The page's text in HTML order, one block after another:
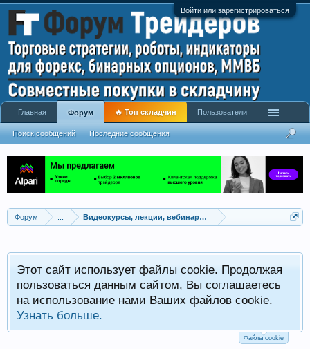
Войти или зарегистрироваться
Форум Видеокурсы, лекции, вебинары, учебный материал
Этот сайт использует файлы cookie. Продолжая
пользоваться данным сайтом, Вы соглашаетесь
на использование нами Ваших файлов cookie.
Узнать больше.
Файлы cookie
Главная Форум
Поиск сообщений Последние сообщения
🔥 Топ складчин Пользователи